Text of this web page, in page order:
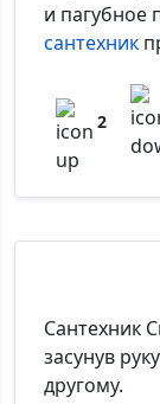
и пагубное
сантехник
2
Сантехник
засунув
другому.